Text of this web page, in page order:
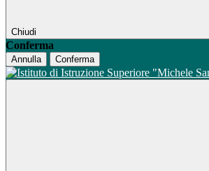
Chiudi
Conferma
Annulla Conferma